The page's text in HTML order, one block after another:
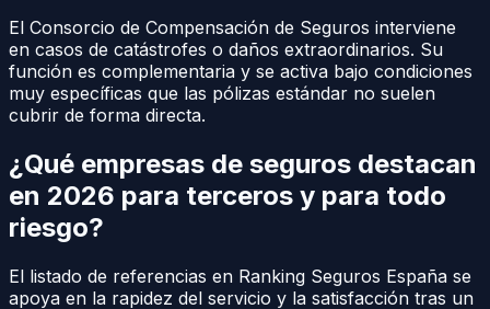
El Consorcio de Compensación de Seguros interviene
en casos de catástrofes o daños extraordinarios. Su
función es complementaria y se activa bajo condiciones
muy específicas que las pólizas estándar no suelen
cubrir de forma directa.
¿Qué empresas de seguros destacan
en 2026 para terceros y para todo
riesgo?
El listado de referencias en Ranking Seguros España se
apoya en la rapidez del servicio y la satisfacción tras un